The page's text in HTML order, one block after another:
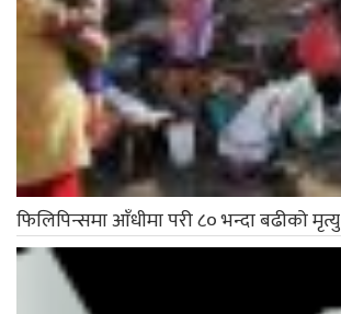
फिलिपिन्समा आँधीमा परी ८० भन्दा बढीको मृत्यु